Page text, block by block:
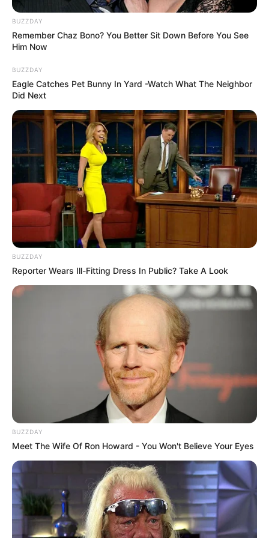
OST (Original Soundtrack)
–
Trailer
ONCE UPON A SMALL TOWN
BUZZDAY
Remember Chaz Bono? You Better Sit Down Before You See
Him Now
BUZZDAY
Eagle Catches Pet Bunny In Yard -Watch What The Neighbor
Did Next
BUZZDAY
Reporter Wears Ill-Fitting Dress In Public? Take A Look
BUZZDAY
Meet The Wife Of Ron Howard - You Won't Believe Your Eyes